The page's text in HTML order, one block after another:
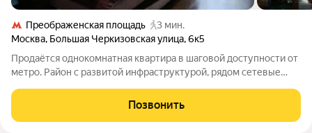
Преображенская площадь
3 мин.
Москва, Большая Черкизовская улица,6к5
Продаётся однокомнатная квартира в шаговой доступности от
метро. Район с развитой инфраструктурой, рядом сетевые
проживают интеллигентные люди.
Позвонить